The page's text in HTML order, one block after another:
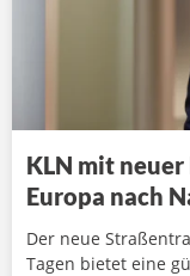
KLN mit
Europa nach
Der neue
Tagen bietet eine